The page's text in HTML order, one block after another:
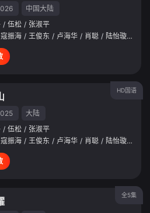
中国大陆
/ 伍松 / 张淑平
寇振海 / 王俊东 / 卢海华 / 肖聪 / 陆怡璇 /
HD国语
大陆
/ 伍松 / 张淑平
寇振海 / 王俊东 / 卢海华 / 肖聪 / 陆怡璇 /
全5集